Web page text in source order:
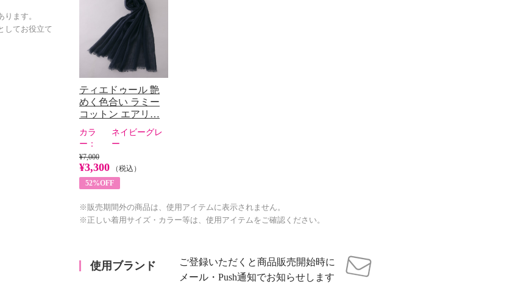
ます。
してお役立て
ティエドゥール 艶
めく色合い ラミー
コットン エアリ…
カラ
ー：
ネイビーグレ
ー
¥7,000
¥3,300
（税込）
52%OFF
※販売期間外の商品は、使用アイテムに表示されません。
※正しい着用サイズ・カラー等は、使用アイテムをご確認ください。
使用ブランド
ご登録いただくと商品販売開始時に
メール・Push通知でお知らせします